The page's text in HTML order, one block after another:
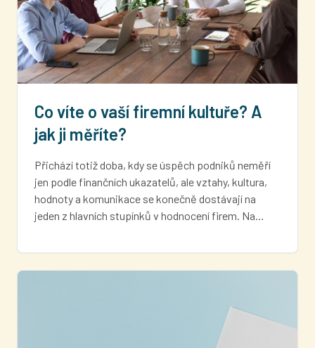
Co víte o vaší firemní kultuře? A
jak ji měříte?
Přichází totiž doba, kdy se úspěch podniků neměří
jen podle finančních ukazatelů, ale vztahy, kultura,
hodnoty a komunikace se konečně dostávají na
jeden z hlavních stupínků v hodnocení firem. Na…